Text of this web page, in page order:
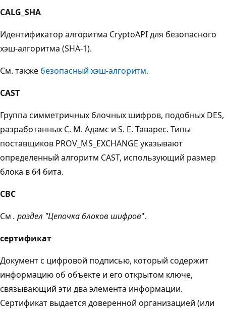
CALG_SHA
Идентификатор алгоритма CryptoAPI для безопасного
хэш-алгоритма (SHA-1).
См. также безопасный хэш-алгоритм.
CAST
Группа симметричных блочных шифров, подобных DES,
разработанных C. M. Адамс и S. E. Таварес. Типы
поставщиков PROV_MS_EXCHANGE указывают
определенный алгоритм CAST, использующий размер
блока в 64 бита.
CBC
См . раздел "Цепочка блоков шифров".
сертификат
Документ с цифровой подписью, который содержит
информацию об объекте и его открытом ключе,
связывающий эти два элемента информации.
Сертификат выдается доверенной организацией (или